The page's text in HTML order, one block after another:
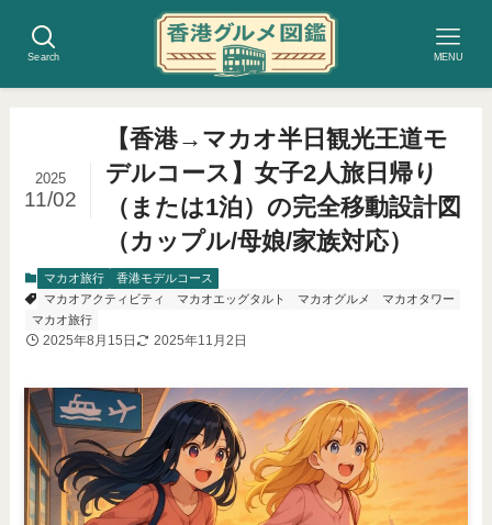
Search MENU
【香港→マカオ半日観光王道モ
デルコース】女子2人旅日帰り
（または1泊）の完全移動設計図
（カップル/母娘/家族対応）
2025
11/02
マカオ旅行
香港モデルコース
マカオアクティビティ
マカオエッグタルト マカオグルメ
マカオタワー
マカオ旅行
2025年8月15日 2025年11月2日